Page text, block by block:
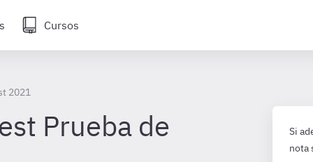
Cursos
2021
Prueba de
Si
nota